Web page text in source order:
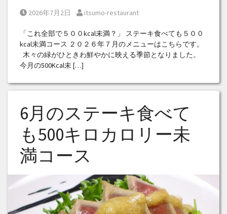
Posted on
2026年7月2日 Posted by
itsumo-restaurant
「これ全部で５００kcal未満？」 ステーキ食べても５００
kcal未満コース ２０２６年７月のメニューはこちらです。
木々の緑がひときわ鮮やかに映える季節となりました。
今月の500Kcal未 […]
6月のステーキ食べて
も500キロカロリー未
満コース